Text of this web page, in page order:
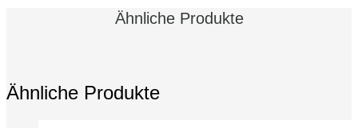
Ähnliche Produkte
Ähnliche Produkte